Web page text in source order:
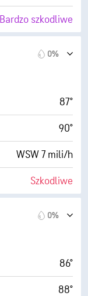
13%
Bardzo szkodliwe
44%
63° F
9 (B. jasne)
9%
0%
87°
90°
WSW 7 mili/h
Szkodliwe
40%
62° F
0%
86°
88°